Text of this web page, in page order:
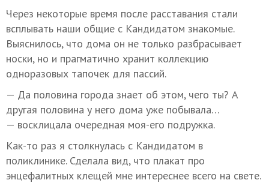
Через некоторые время после расставания стали
всплывать наши общие с Кандидатом знакомые.
Выяснилось, что дома он не только разбрасывает
носки, но и прагматично хранит коллекцию
одноразовых тапочек для пассий.
— Да половина города знает об этом, чего ты? А
другая половина у него дома уже побывала…
— восклицала очередная моя-его подружка.
Как-то раз я столкнулась с Кандидатом в
поликлинике. Сделала вид, что плакат про
энцефалитных клещей мне интереснее всего на свете.